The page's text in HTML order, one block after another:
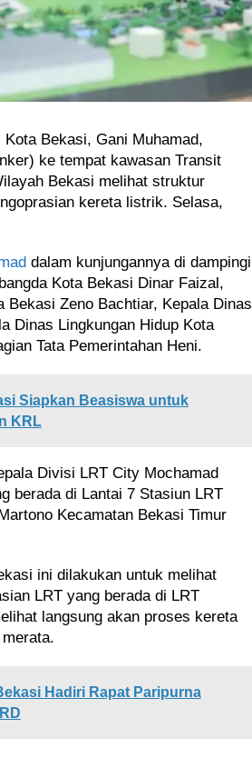
Bekasi, Gani Muhamad,
ke tempat kawasan Transit
Bekasi melihat struktur
kereta listrik. Selasa,
dalam kunjungannya di dampingi
Kota Bekasi Dinar Faizal,
Bekasi Zeno Bachtiar, Kepala Dinas
Dinas Lingkungan Hidup Kota
Tata Pemerintahan Heni.
Siapkan Beasiswa untuk
KRL
Divisi LRT City Mochamad
berada di Lantai 7 Stasiun LRT
Kecamatan Bekasi Timur
ini dilakukan untuk melihat
LRT yang berada di LRT
langsung akan proses kereta
Hadiri Rapat Paripurna